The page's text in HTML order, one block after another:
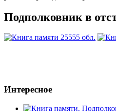
Подполковник в
Интересное